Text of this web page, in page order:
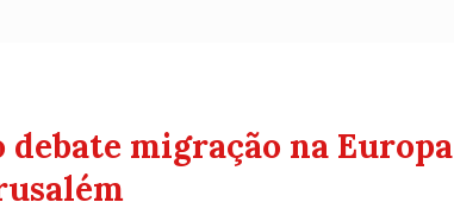
migração na Europa